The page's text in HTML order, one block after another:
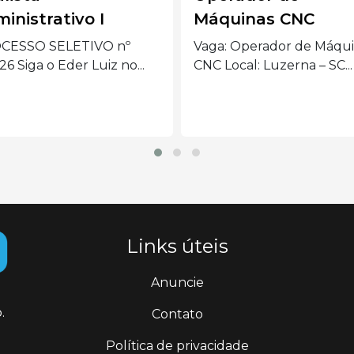
CNC
Operador de Máquinas
Local: Luzerna – SC...
– Joaçaba
Quem somos: Nós somos
Inovadora. Uma das
Links úteis
Anuncie
Contato
Política de privacidade